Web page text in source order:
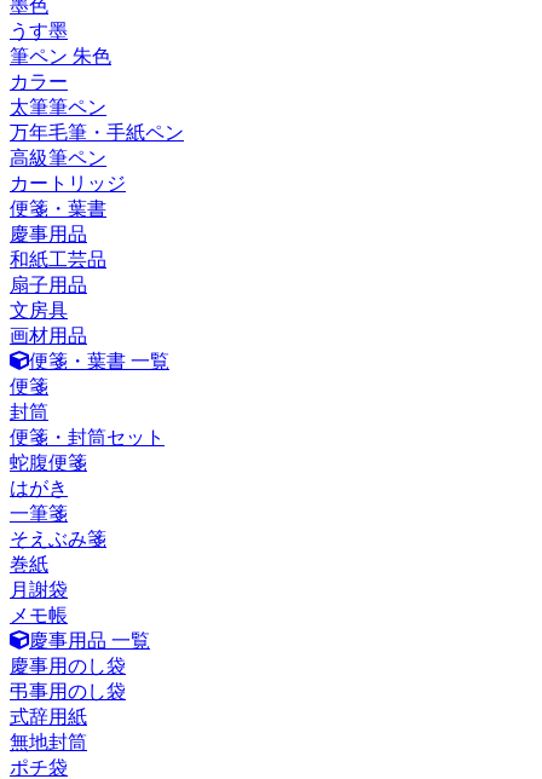
墨色
うす墨
筆ペン 朱色
カラー
太筆筆ペン
万年毛筆・手紙ペン
高級筆ペン
カートリッジ
便箋・葉書
慶事用品
和紙工芸品
扇子用品
文房具
画材用品
便箋・葉書 一覧
便箋
封筒
便箋・封筒セット
蛇腹便箋
はがき
一筆箋
そえぶみ箋
巻紙
月謝袋
メモ帳
慶事用品 一覧
慶事用のし袋
弔事用のし袋
式辞用紙
無地封筒
ポチ袋